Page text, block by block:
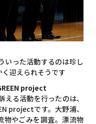
いった活動するのは珍し
迎えられそうです
project
る活動を行ったのは、
projectです。大野浦、
物やごみを調査。漂流物